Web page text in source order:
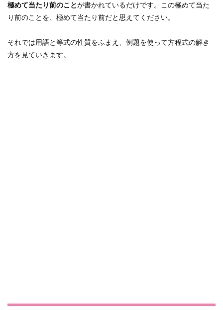
極めて当たり前のことが書かれているだけです。この極めて当た
り前のことを、極めて当たり前だと思えてください。
それでは用語と等式の性質をふまえ、例題を使って方程式の解き
方を見ていきます。